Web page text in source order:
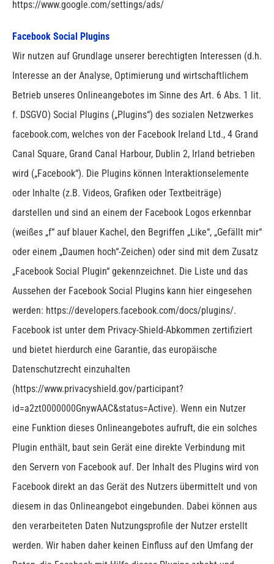
https://www.google.com/settings/ads/
Facebook Social Plugins
Wir nutzen auf Grundlage unserer berechtigten Interessen (d.h.
Interesse an der Analyse, Optimierung und wirtschaftlichem
Betrieb unseres Onlineangebotes im Sinne des Art. 6 Abs. 1 lit.
f. DSGVO) Social Plugins („Plugins“) des sozialen Netzwerkes
facebook.com, welches von der Facebook Ireland Ltd., 4 Grand
Canal Square, Grand Canal Harbour, Dublin 2, Irland betrieben
wird („Facebook“). Die Plugins können Interaktionselemente
oder Inhalte (z.B. Videos, Grafiken oder Textbeiträge)
darstellen und sind an einem der Facebook Logos erkennbar
(weißes „f“ auf blauer Kachel, den Begriffen „Like“, „Gefällt mir“
oder einem „Daumen hoch“-Zeichen) oder sind mit dem Zusatz
„Facebook Social Plugin“ gekennzeichnet. Die Liste und das
Aussehen der Facebook Social Plugins kann hier eingesehen
werden: https://developers.facebook.com/docs/plugins/.
Facebook ist unter dem Privacy-Shield-Abkommen zertifiziert
und bietet hierdurch eine Garantie, das europäische
Datenschutzrecht einzuhalten
(https://www.privacyshield.gov/participant?
id=a2zt0000000GnywAAC&status=Active). Wenn ein Nutzer
eine Funktion dieses Onlineangebotes aufruft, die ein solches
Plugin enthält, baut sein Gerät eine direkte Verbindung mit
den Servern von Facebook auf. Der Inhalt des Plugins wird von
Facebook direkt an das Gerät des Nutzers übermittelt und von
diesem in das Onlineangebot eingebunden. Dabei können aus
den verarbeiteten Daten Nutzungsprofile der Nutzer erstellt
werden. Wir haben daher keinen Einfluss auf den Umfang der